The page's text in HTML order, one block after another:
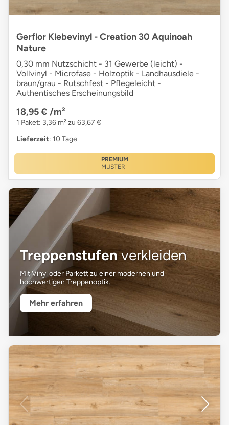
Gerflor Klebevinyl - Creation 30 Aquinoah
Nature
0,30 mm Nutzschicht - 31 Gewerbe (leicht) -
Vollvinyl - Microfase - Holzoptik - Landhausdiele -
braun/grau - Rutschfest - Pflegeleicht -
Authentisches Erscheinungsbild
18,95 € /m²
1 Paket: 3,36 m² zu 63,67 €
Lieferzeit: 10 Tage
PREMIUM
MUSTER
Treppenstufenverkleiden
Mit Vinyl oder Parkett zu einer modernen und
hochwertigen Treppenoptik.
Mehr erfahren